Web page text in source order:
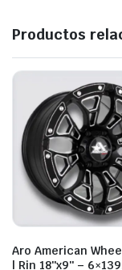
Productos
Aro American
| Rin 18″x9″ –